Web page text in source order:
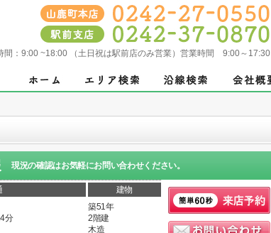
間： 9:00 ~18:00 （土日祝は駅前店のみ営業）営業時間 9:00～17:30
現況の確認はお気軽にお問い合わせください。
建物
分
築51年
2階建
木造